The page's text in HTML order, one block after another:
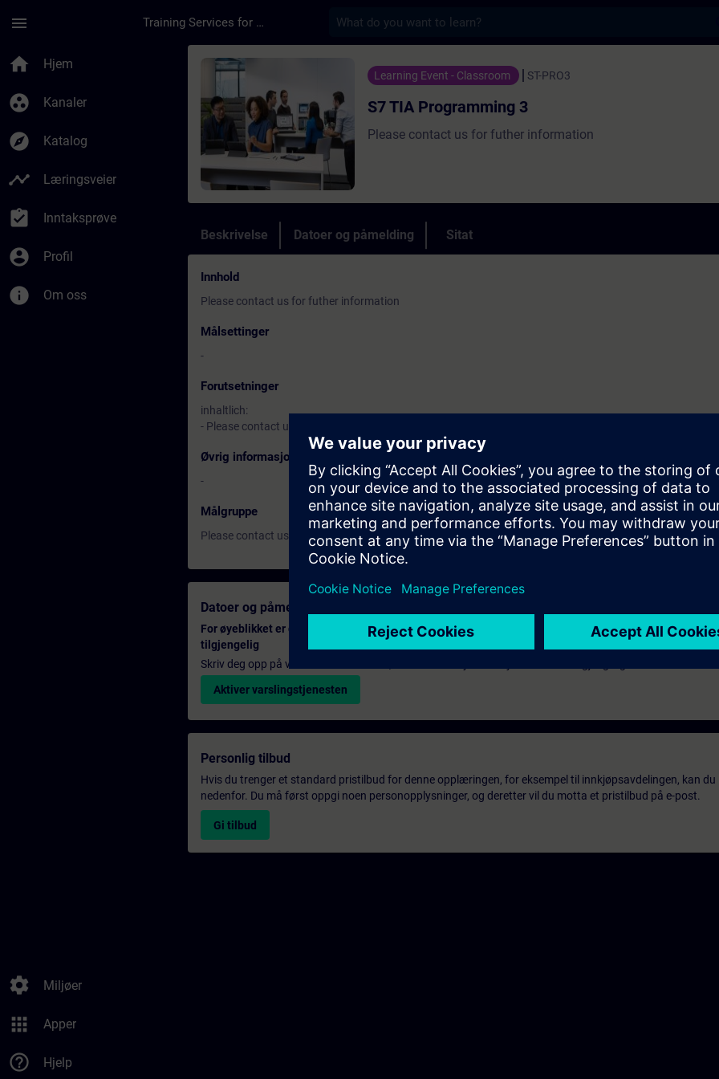
menu Training Services for Digital Industries
home Hjem
group_work Kanaler
explore Katalog
timeline Læringsveier
assignment_turned_in Inntaksprøve
account_circle Profil
info Om oss
settings Miljøer
apps Apper
help_outline Hjelp
Kurs - S7 TIA Programming 3 - Opplæring - Opplæring - Faglig
Learning Event - Classroom ST-PRO3
S7 TIA Programming 3
Please contact us for futher information
Beskrivelse Datoer og påmelding Sitat
Innhold
Please contact us for futher information
Målsettinger
-
Forutsetninger
inhaltlich:
- Please contact us for futher information
Øvrig informasjon
-
Målgruppe
Please contact us for futher information
Datoer og påmelding
For øyeblikket er det ingen arrangementer
tilgjengelig
Skriv deg opp på ventelisten for kurset, så får du beskjed når nye datoer blir tilgjengelige.
Aktiver varslingstjenesten
Personlig tilbud
Hvis du trenger et standard pristilbud for denne opplæringen, for eksempel til innkjøpsavdelingen, kan du
nedenfor. Du må først oppgi noen personopplysninger, og deretter vil du motta et pristilbud på e-post.
Gi tilbud